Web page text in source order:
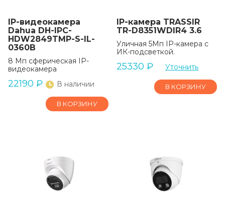
IP-видеокамера
Dahua DH-IPC-
HDW2849TMP-S-IL-
0360B
8 Мп сферическая IP-
видеокамера
22190 ₽ В наличии
В КОРЗИНУ
IP-камера TRASSIR
TR-D8351WDIR4 3.6
Уличная 5Мп IP-камера с
ИК-подсветкой.
25330 ₽ Уточнить
В КОРЗИНУ